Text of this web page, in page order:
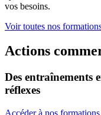
vos besoins.
Voir toutes nos
Actions
Des entraînements
réflexes
Accéder à nos